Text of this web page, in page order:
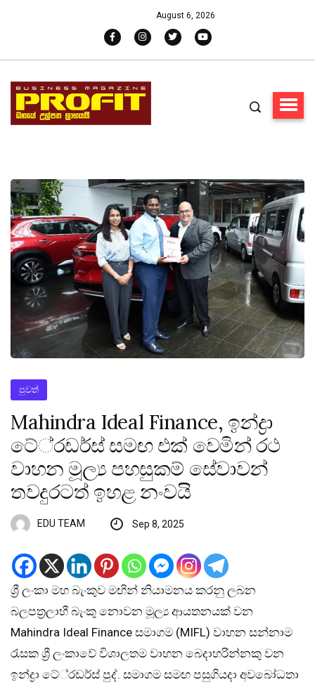
August 6, 2026
පුවත්
Mahindra Ideal Finance, ඉන්ද්‍රා
ටේ්‍රඩර්ස් සමඟ එක් වෙමින් රථ
වාහන මූල්‍ය පහසුකම් සේවාවන්
තවදුරටත් ඉහළ නංවයි
EDU TEAM Sep 8, 2025
ශ්‍රී ලංකා මහ බැංකුව මඟින් නියාමනය කරනු ලබන
බලපත්‍රලාභී බැංකු නොවන මූල්‍ය ආයතනයක් වන
Mahindra Ideal Finance සමාගම (MIFL) වාහන සන්නාම
රැසක ශ්‍රී ලංකාවේ විශාලතම වාහන බෙදාහරින්නකු වන
ඉන්ද්‍රා ටේ්‍රඩර්ස් පුද්. සමාගම සමඟ පසුගියදා අවබෝධතා